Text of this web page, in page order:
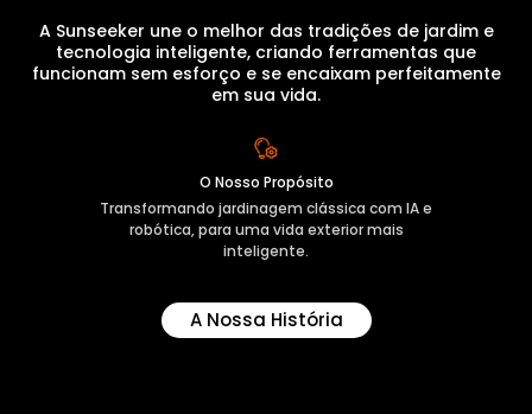
A Sunseeker une o melhor das tradições de jardim e
tecnologia inteligente, criando ferramentas que
funcionam sem esforço e se encaixam perfeitamente
em sua vida.
O Nosso Propósito
Transformando jardinagem clássica com IA e
robótica, para uma vida exterior mais
inteligente.
A Nossa História